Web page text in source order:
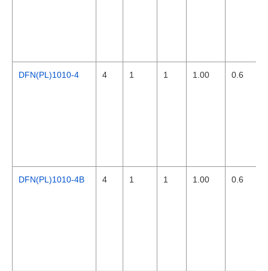
DFN(PL)1010-4 4 1 1 1.00 0.6
DFN(PL)1010-4B 4 1 1 1.00 0.6